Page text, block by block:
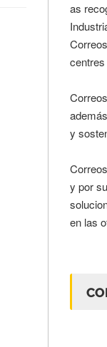
as
y
y por
en las